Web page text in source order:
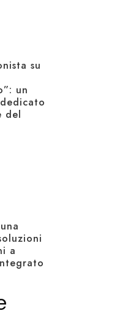
su
un
del
a